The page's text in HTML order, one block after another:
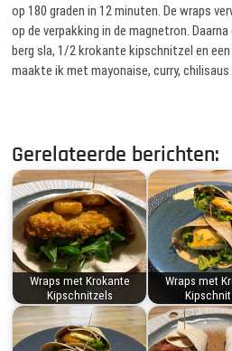
op 180 graden in 12 minuten. De wraps
op de verpakking in de magnetron.
berg sla, 1/2 krokante kipschnitzel en
maakte ik met mayonaise, curry,
Gerelateerde berichten:
Wraps met Krokante
Kipschnitzels
Wraps met